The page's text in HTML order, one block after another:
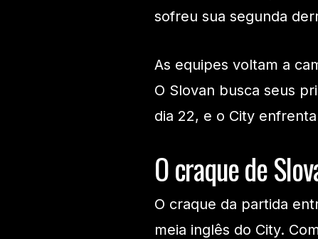
sofreu sua segunda
As equipes voltam a
O Slovan busca seus
dia 22, e o City
O craque de
O craque da partida
meia inglês do City.